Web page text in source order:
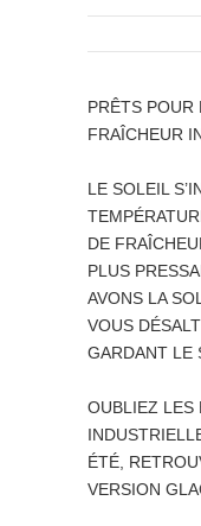
PRÊTS POUR
FRAÎCHEUR
LE SOLEIL
DE
PLUS
AVONS LA
VOUS
GARDANT LE
OUBLIEZ LES
ÉTÉ,
VERSION